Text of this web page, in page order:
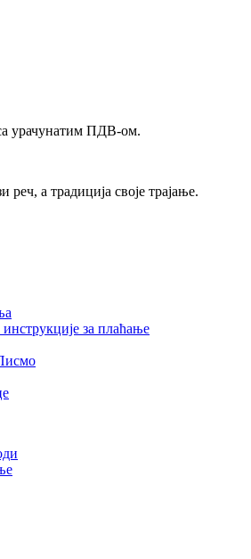
урачунатим ПДВ-ом.
реч, а традиција своје трајање.
за плаћање